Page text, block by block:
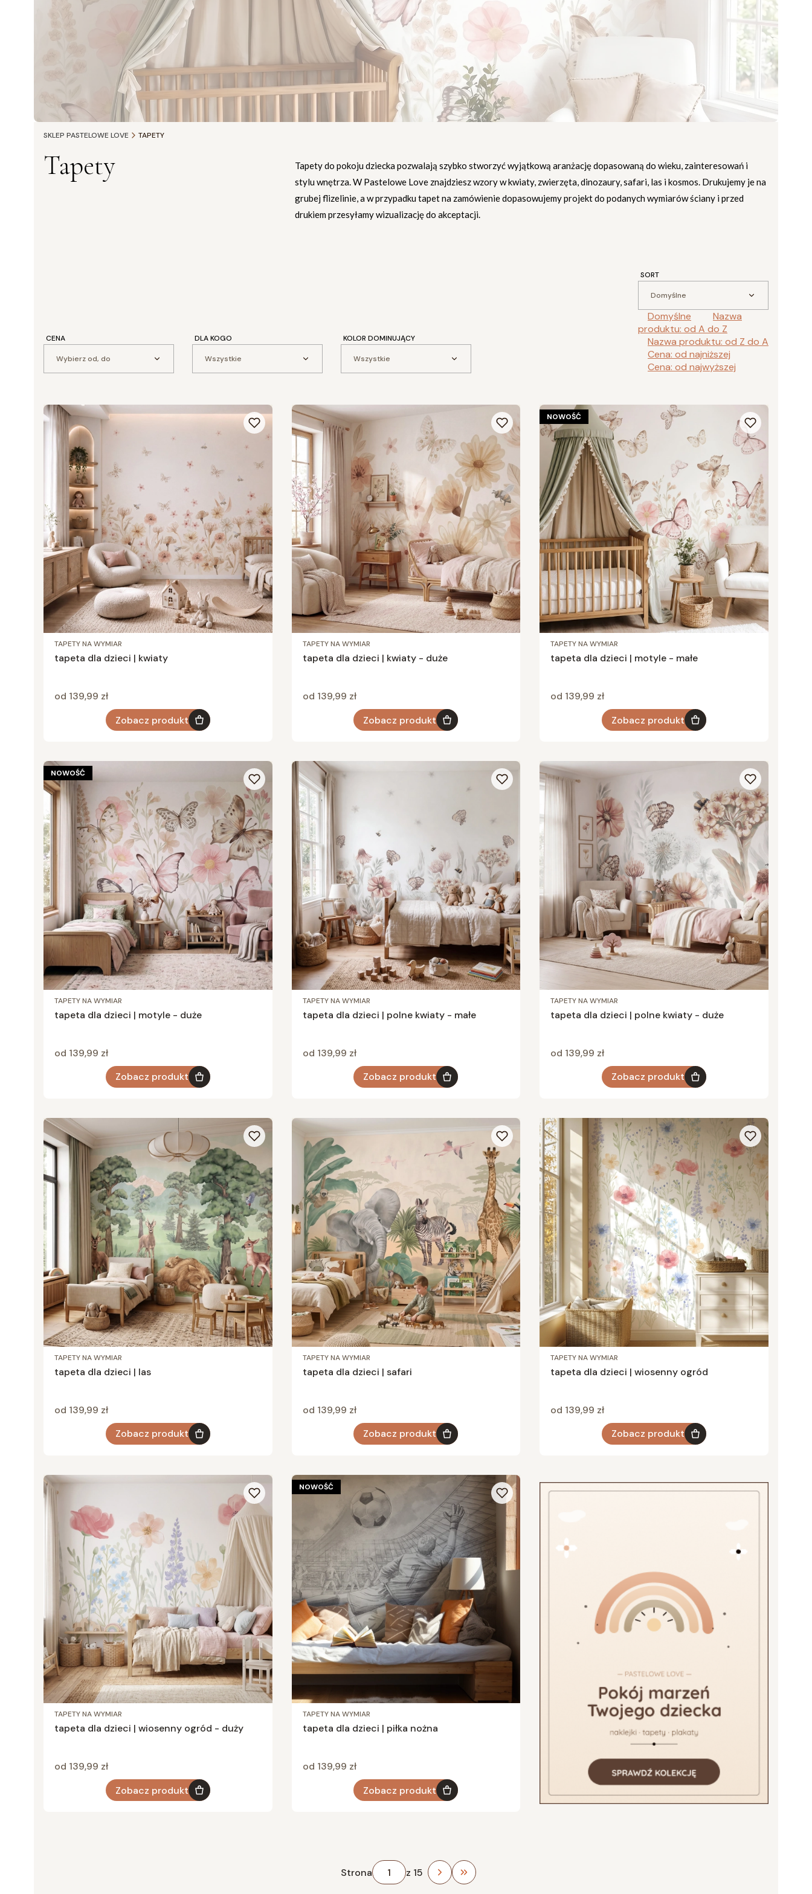
SKLEP PASTELOWE LOVE TAPETY
Tapety
Tapety do pokoju dziecka pozwalają szybko stworzyć wyjątkową aranżację dopasowaną do wieku, zainteresowań i
stylu wnętrza. W Pastelowe Love znajdziesz wzory w kwiaty, zwierzęta, dinozaury, safari, las i kosmos. Drukujemy je na
grubej flizelinie, a w przypadku tapet na zamówienie dopasowujemy projekt do podanych wymiarów ściany i przed
drukiem przesyłamy wizualizację do akceptacji.
CENA
Wybierz od, do
DLA KOGO
Wszystkie
KOLOR DOMINUJĄCY
Wszystkie
SORT
Domyślne
Domyślne
Nazwa
produktu: od A do Z
Nazwa produktu: od Z do A
Cena: od najniższej
Cena: od najwyższej
Lista produktów
TAPETY NA WYMIAR
tapeta dla dzieci | kwiaty
Cena
od 139,99 zł
Zobacz produkt
TAPETY NA WYMIAR
tapeta dla dzieci | kwiaty - duże
Cena
od 139,99 zł
Zobacz produkt
NOWOŚĆ
TAPETY NA WYMIAR
tapeta dla dzieci | motyle - małe
Cena
od 139,99 zł
Zobacz produkt
NOWOŚĆ
TAPETY NA WYMIAR
tapeta dla dzieci | motyle - duże
Cena
od 139,99 zł
Zobacz produkt
TAPETY NA WYMIAR
tapeta dla dzieci | polne kwiaty - małe
Cena
od 139,99 zł
Zobacz produkt
TAPETY NA WYMIAR
tapeta dla dzieci | polne kwiaty - duże
Cena
od 139,99 zł
Zobacz produkt
TAPETY NA WYMIAR
tapeta dla dzieci | las
Cena
od 139,99 zł
Zobacz produkt
TAPETY NA WYMIAR
tapeta dla dzieci | safari
Cena
od 139,99 zł
Zobacz produkt
TAPETY NA WYMIAR
tapeta dla dzieci | wiosenny ogród
Cena
od 139,99 zł
Zobacz produkt
TAPETY NA WYMIAR
tapeta dla dzieci | wiosenny ogród - duży
Cena
od 139,99 zł
Zobacz produkt
NOWOŚĆ
TAPETY NA WYMIAR
tapeta dla dzieci | piłka nożna
Cena
od 139,99 zł
Zobacz produkt
Strona z 15 Przejdź do ostatniej strony z produktami